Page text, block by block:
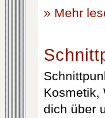
» Mehr
Kosmetik,
dich über